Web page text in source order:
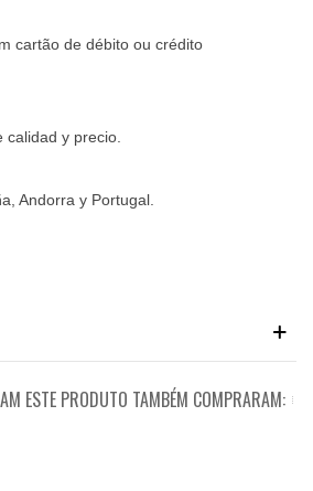
cartão de débito ou crédito
calidad y precio.
Andorra y Portugal.
ESTE PRODUTO TAMBÉM COMPRARAM: